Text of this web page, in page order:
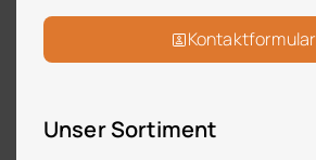
Kontaktformular
Unser Sortiment